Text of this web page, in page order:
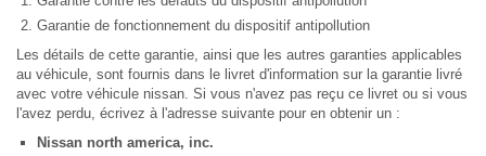
Garantie de fonctionnement du dispositif antipollution
Les détails de cette garantie, ainsi que les autres garanties applicables
au véhicule, sont fournis dans le livret d'information sur la garantie livré
avec votre véhicule nissan. Si vous n'avez pas reçu ce livret ou si vous
l'avez perdu, écrivez à l'adresse suivante pour en obtenir un :
Nissan north america, inc.